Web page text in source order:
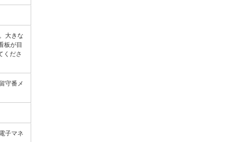
大きな
板が目
くださ
守番メ
子マネ